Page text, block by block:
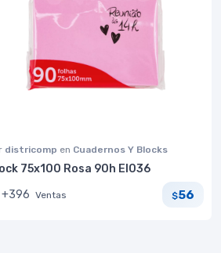
districomp en Cuadernos Y Blocks
75x100 Rosa 90h EI036
+396 Ventas $56